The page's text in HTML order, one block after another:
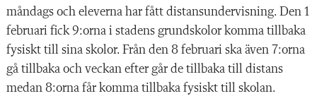
måndags och eleverna har fått distansundervisning. Den 1
februari fick 9:orna i stadens grundskolor komma tillbaka
fysiskt till sina skolor. Från den 8 februari ska även 7:orna
gå tillbaka och veckan efter går de tillbaka till distans
medan 8:orna får komma tillbaka fysiskt till skolan.